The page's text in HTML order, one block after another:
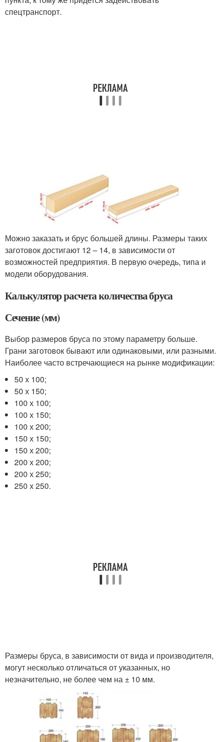
спецтранспорт.
Можно заказать и брус большей длины. Размеры таких
заготовок достигают 12 – 14, в зависимости от
возможностей предприятия. В первую очередь, типа и
модели оборудования.
Калькулятор расчета количества бруса
Сечение (мм)
Выбор размеров бруса по этому параметру больше.
Грани заготовок бывают или одинаковыми, или разными.
Наиболее часто встречающиеся на рынке модификации:
50 х 100;
50 х 150;
100 х 100;
100 х 150;
100 х 200;
150 х 150;
150 х 200;
200 х 200;
200 х 250;
250 х 250.
Размеры бруса, в зависимости от вида и производителя,
могут несколько отличаться от указанных, но
незначительно, не более чем на ± 10 мм.